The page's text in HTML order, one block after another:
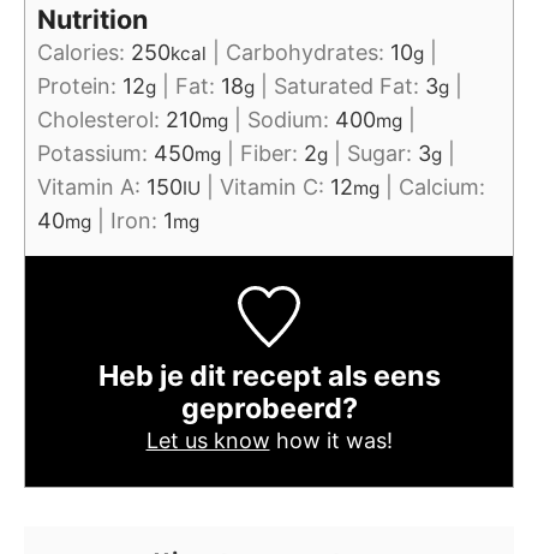
Nutrition
Calories: 250kcal Carbohydrates: 10g
Protein: 12g Fat: 18g Saturated Fat: 3g
Cholesterol: 210mg Sodium: 400mg
Potassium: 450mg Fiber: 2g Sugar: 3g
Vitamin A: 150IU Vitamin C: 12mg
Calcium:
40mg Iron: 1mg
Heb je dit recept als eens
geprobeerd?
Let us know how it was!